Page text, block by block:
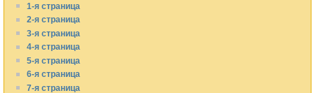
1-я страница
2-я страница
3-я страница
4-я страница
5-я страница
6-я страница
7-я страница